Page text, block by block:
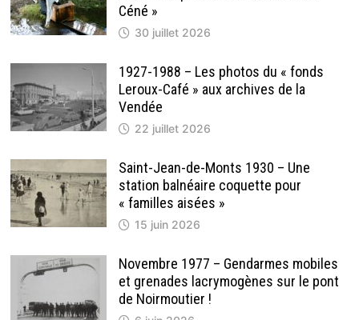
Céné »
30 juillet 2026
1927-1988 – Les photos du « fonds
Leroux-Café » aux archives de la
Vendée
22 juillet 2026
Saint-Jean-de-Monts 1930 – Une
station balnéaire coquette pour
« familles aisées »
15 juin 2026
Novembre 1977 – Gendarmes mobiles
et grenades lacrymogènes sur le pont
de Noirmoutier !